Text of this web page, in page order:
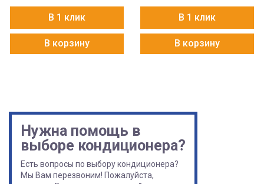
В 1 клик
В корзину
В 1 клик
В корзину
Нужна помощь в
выборе кондиционера?
Есть вопросы по выбору кондиционера?
Мы Вам перезвоним! Пожалуйста,